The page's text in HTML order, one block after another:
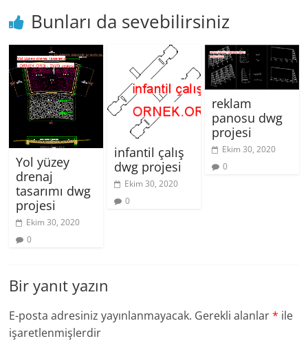
Bunları da sevebilirsiniz
Yol yüzey
drenaj
tasarımı dwg
projesi
Ekim 30, 2020
0
infantil çalış
dwg projesi
Ekim 30, 2020
0
reklam
panosu dwg
projesi
Ekim 30, 2020
0
Bir yanıt yazın
E-posta adresiniz yayınlanmayacak. Gerekli alanlar* ile
işaretlenmişlerdir